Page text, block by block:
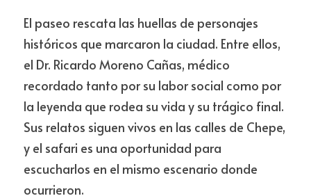
El paseo rescata las huellas de personajes
históricos que marcaron la ciudad. Entre ellos,
el Dr. Ricardo Moreno Cañas, médico
recordado tanto por su labor social como por
la leyenda que rodea su vida y su trágico final.
Sus relatos siguen vivos en las calles de Chepe,
y el safari es una oportunidad para
escucharlos en el mismo escenario donde
ocurrieron.